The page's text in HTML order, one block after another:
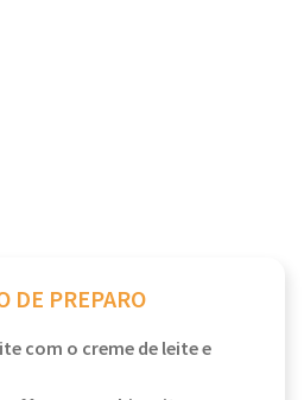
DE PREPARO
com o creme de leite e